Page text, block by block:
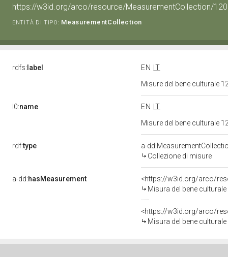
https://w3id.org/arco/resource/MeasurementCollection/
ENTITÀ DI TIPO: MeasurementCollection
rdfs: label EN
IT
Misure del bene culturale
l0:name EN
IT
Misure del bene culturale
rdf:type
a-
Collezione di misure
a-dd:hasMeasurement
<https://w3id.org/arco/
Misura del bene
<https://w3id.org/arco/
Misura del bene